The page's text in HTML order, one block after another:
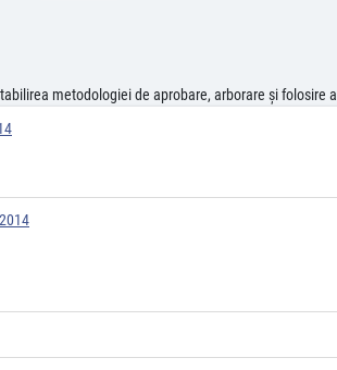
metodologiei de aprobare, arborare şi